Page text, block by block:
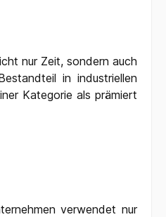
nur Zeit, sondern auch
in industriellen
Kategorie als prämiert
verwendet nur